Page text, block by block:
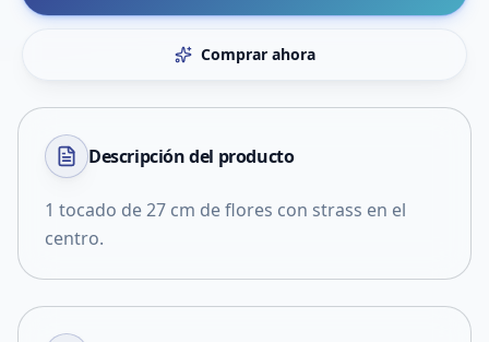
Comprar ahora
Descripción del producto
1 tocado de 27 cm de flores con strass en el
centro.